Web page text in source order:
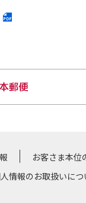
お客さま本位
情報のお取扱いにつ